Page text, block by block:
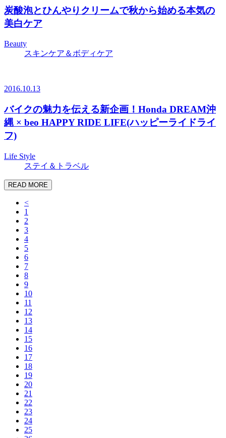
炭酸泡とひんやりクリームで秋から始める本気の
美白ケア
Beauty
スキンケア＆ボディケア
2016.10.13
バイクの魅力を伝える新企画！Honda DREAM沖
縄 × beo HAPPY RIDE LIFE(ハッピーライドライ
フ)
Life Style
ステイ＆トラベル
READ MORE
<
1
2
3
4
5
6
7
8
9
10
11
12
13
14
15
16
17
18
19
20
21
22
23
24
25